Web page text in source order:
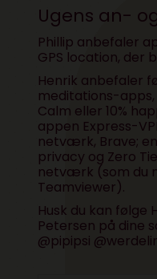
Ugens an-
Phillip anbefaler
GPS location, der
Henrik anbefaler
meditations-apps,
Calm eller 10%
appen Express-
netværk, Brave;
privacy og Zero
netværk (som du
Teamviewer).
Husk du kan følge
Petersen på dine
@pipipsi